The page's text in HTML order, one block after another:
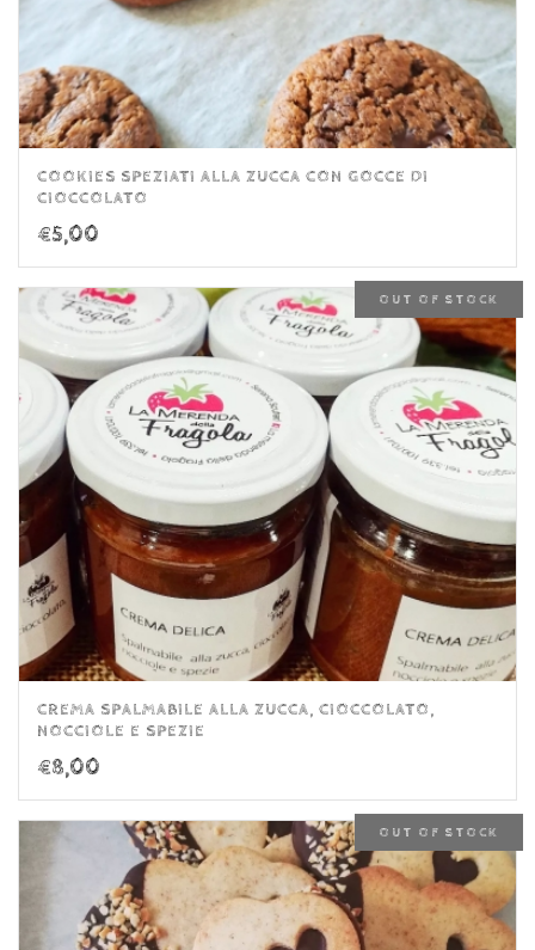
COOKIES SPEZIATI ALLA ZUCCA CON GOCCE DI
CIOCCOLATO
€5,00
OUT OF STOCK
CREMA SPALMABILE ALLA ZUCCA, CIOCCOLATO,
NOCCIOLE E SPEZIE
€8,00
OUT OF STOCK